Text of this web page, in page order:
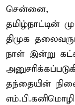
சென்னை,
தமிழ்நாட்டின்
திமுக
நாள் இன்று
தந்தையின்
எம்.பி.கனிமொழி